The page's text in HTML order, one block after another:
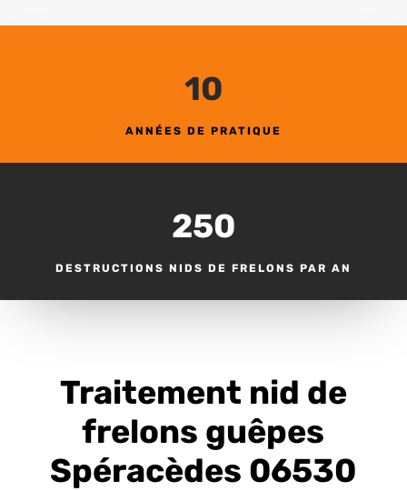
10
ANNÉES DE PRATIQUE
250
DESTRUCTIONS NIDS DE FRELONS PAR AN
Traitement nid de
frelons guêpes
Spéracèdes 06530